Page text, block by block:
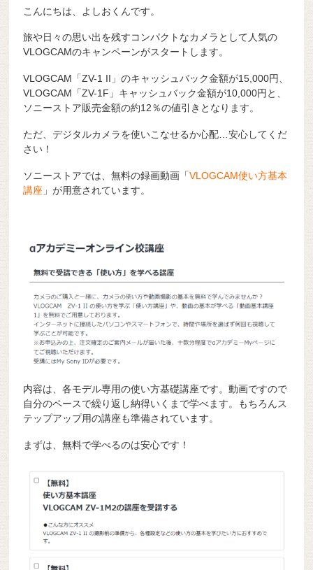
こんにちは、よしおくんです。
旅や日々の思い出を残すコンパクトなカメラとして人気の
VLOGCAMのキャンペーンがスタートします。
VLOGCAM「ZV-1 II」のキャッシュバック金額が15,000円、
VLOGCAM「ZV-1F」キャッシュバック金額が10,000円と、
ソニーストア販売金額の約12％の値引きとなります。
ただ、デジタルカメラを使いこなせるか心配…安心してくだ
さい！
ソニーストアでは、無料の録画動画「VLOGCAM使い方基本
講座 」が用意されています。
内容は、各モデル専用の使い方基礎講座です。動画ですので
自分のペースで繰り返し納得いくまで学べます。もちろんス
テップアップ用の講座も準備されています。
まずは、無料で学べるのは安心です！